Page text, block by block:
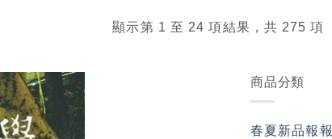
顯示第 1 至 24 項結果，共 275 項
商品分類
春夏新品報報